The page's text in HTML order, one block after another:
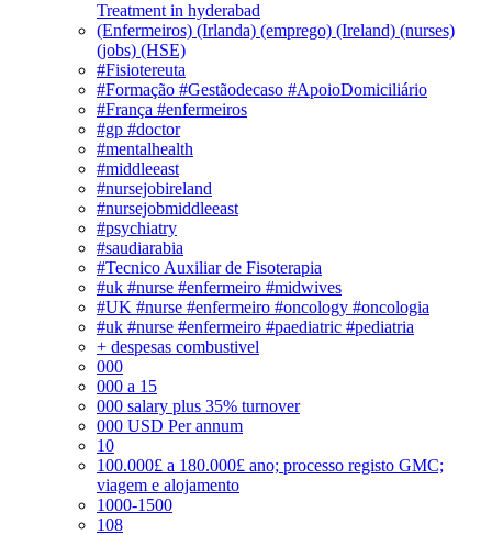
Treatment in hyderabad
(Enfermeiros) (Irlanda) (emprego) (Ireland) (nurses)
(jobs) (HSE)
#Fisiotereuta
#Formação #Gestãodecaso #ApoioDomiciliário
#França #enfermeiros
#gp #doctor
#mentalhealth
#middleeast
#nursejobireland
#nursejobmiddleeast
#psychiatry
#saudiarabia
#Tecnico Auxiliar de Fisoterapia
#uk #nurse #enfermeiro #midwives
#UK #nurse #enfermeiro #oncology #oncologia
#uk #nurse #enfermeiro #paediatric #pediatria
+ despesas combustivel
000
000 a 15
000 salary plus 35% turnover
000 USD Per annum
10
100.000£ a 180.000£ ano; processo registo GMC;
viagem e alojamento
1000-1500
108